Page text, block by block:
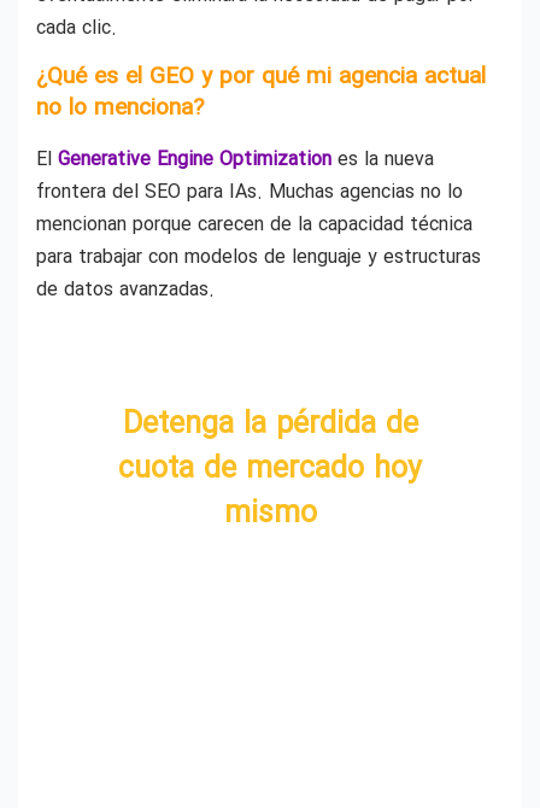
cada clic.
¿Qué es el GEO y por qué mi agencia actual
no lo menciona?
El Generative Engine Optimization es la nueva
frontera del SEO para IAs. Muchas agencias no lo
mencionan porque carecen de la capacidad técnica
para trabajar con modelos de lenguaje y estructuras
de datos avanzadas.
Detenga la pérdida de
cuota de mercado hoy
mismo